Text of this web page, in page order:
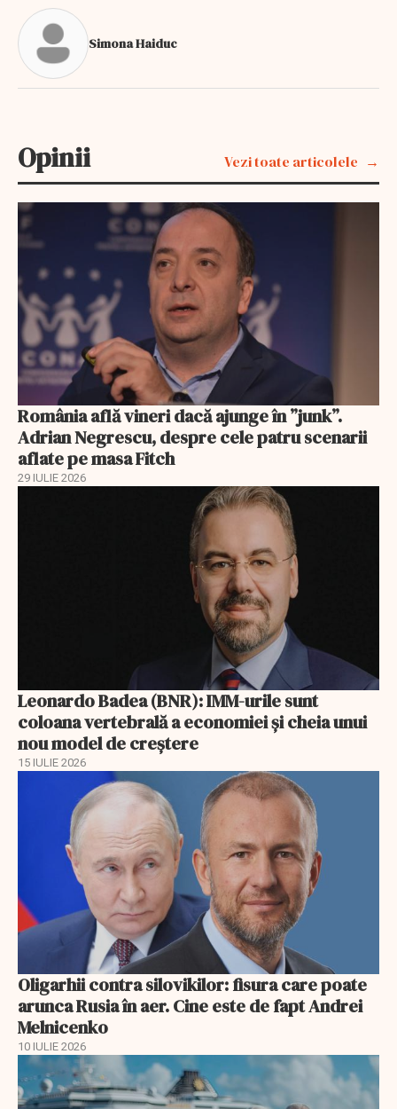
Simona Haiduc
Opinii Vezi toate articolele
România află vineri dacă ajunge în ”junk”.
Adrian Negrescu, despre cele patru scenarii
aflate pe masa Fitch
29 IULIE 2026
Leonardo Badea (BNR): IMM-urile sunt
coloana vertebrală a economiei și cheia unui
nou model de creștere
15 IULIE 2026
Oligarhii contra silovikilor: fisura care poate
arunca Rusia în aer. Cine este de fapt Andrei
Melnicenko
10 IULIE 2026